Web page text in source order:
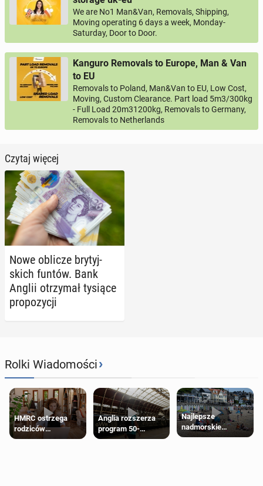
We are No1 Man&Van, Removals, Shipping,
Moving operating 6 days a week, Monday-
Saturday, Door to Door.
Kanguro Removals to Europe, Man & Van
to EU
Removals to Poland, Man&Van to EU, Low Cost,
Moving, Custom Clearance. Part load 5m3/300kg
- Full Load 20m31200kg, Removals to Germany,
Removals to Netherlands
Czytaj więcej
Nowe oblicze bry­tyj­
skich funtów. Bank
Anglii otrzy­mał tysiące
pro­po­zy­cji
Rolki Wiadomości›
HMRC ostrzega
rodziców
pobierających Child
Anglia rozszerza
program 50-
procentowych
Najlepsze
nadmorskie
miasteczko blisko